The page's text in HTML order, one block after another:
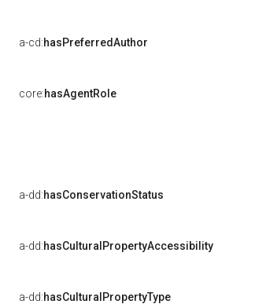
a-cd:hasPreferredAuthor
core:hasAgentRole
a-dd:hasConservationStatus
a-dd:hasCulturalPropertyAccessibility
a-dd:hasCulturalPropertyType